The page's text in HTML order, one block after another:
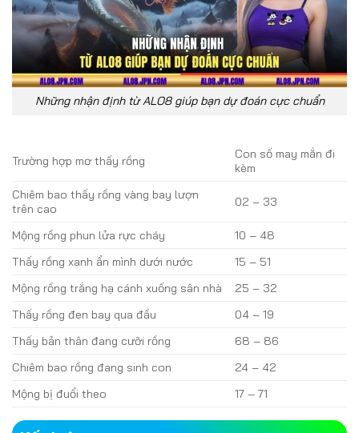
Những nhận định từ ALO8 giúp bạn dự đoán cực chuẩn
Trường hợp mơ thấy rồng
Con số may mắn đi
kèm
Chiêm bao thấy rồng vàng bay lượn
trên cao
02 – 33
Mộng rồng phun lửa rực cháy
10 – 48
Thấy rồng xanh ẩn mình dưới nước
15 – 51
Mộng rồng trắng hạ cánh xuống sân nhà
25 – 32
Thấy rồng đen bay qua đầu
04 – 19
Thấy bản thân đang cưỡi rồng
68 – 86
Chiêm bao rồng đang sinh con
24 – 42
Mộng bị đuổi theo
17 – 71